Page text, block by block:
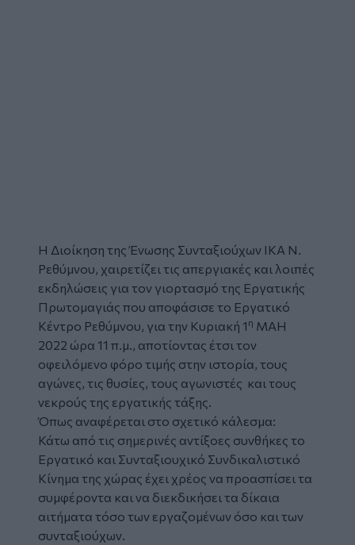
Η Διοίκηση τηςΈνωσης Συνταξιούχων ΙΚΑ Ν.
Ρεθύμνου, χαιρετίζει τις απεργιακές και λοιπές
εκδηλώσεις για τον γιορτασμό της Εργατικής
Πρωτομαγιάς που αποφάσισε το Εργατικό
Κέντρο Ρεθύμνου, για την Κυριακή 1 η ΜΑΗ
2022 ώρα 11 π.μ., αποτίοντας έτσι τον
οφειλόμενο φόρο τιμής στην ιστορία, τους
αγώνες, τις θυσίες, τους αγωνιστές και τους
νεκρούς της εργατικής τάξης.
Όπως αναφέρεται στο σχετικό κάλεσμα:
Κάτω από τις σημερινές αντίξοες συνθήκες το
Εργατικό και Συνταξιουχικό Συνδικαλιστικό
Κίνημα της χώρας έχει χρέος να προασπίσει τα
συμφέροντα και να διεκδικήσει τα δίκαια
αιτήματα τόσο των εργαζομένων όσο και των
συνταξιούχων.